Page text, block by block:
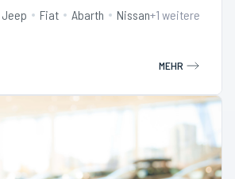
Jeep Fiat Abarth Nissan+1 weitere
MEHR